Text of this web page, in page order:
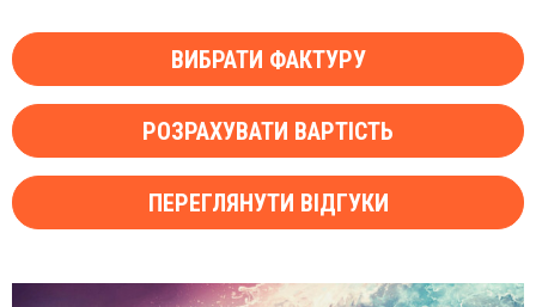
ВИБРАТИ ФАКТУРУ
РОЗРАХУВАТИ ВАРТІСТЬ
ПЕРЕГЛЯНУТИ ВІДГУКИ